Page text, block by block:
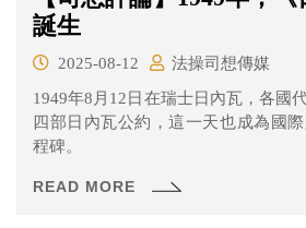
誕生
2025-08-12
法操司想傳媒
1949年8月12日在瑞士日內瓦，各國
四部日內瓦公約，這一天也成為國
程碑。
READ MORE